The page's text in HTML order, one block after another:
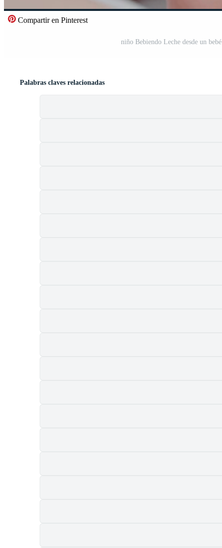
Compartir en Pinterest
niño Bebiendo Leche desde un
Palabras claves relacionadas